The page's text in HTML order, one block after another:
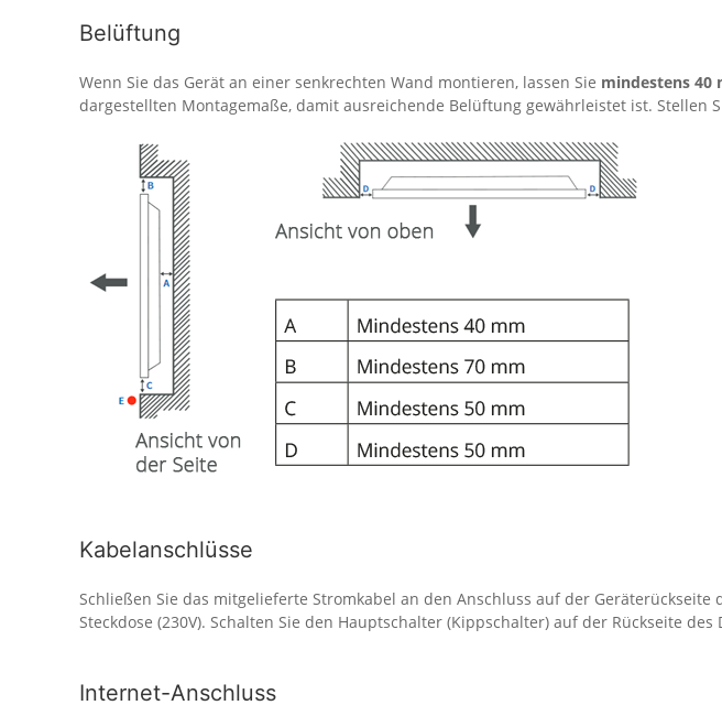
Belüftung
Wenn Sie das Gerät an einer senkrechten Wand montieren, lassen Sie mindestens 40
dargestellten Montagemaße, damit ausreichende Belüftung gewährleistet ist. Stellen
Kabelanschlüsse
Schließen Sie das mitgelieferte Stromkabel an den Anschluss auf der
Steckdose (230V). Schalten Sie den Hauptschalter (Kippschalter) auf der Rückseite
Internet-Anschluss